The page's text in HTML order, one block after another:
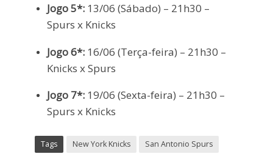
Jogo 5*:13/06 (Sábado) – 21h30 –
Spurs x Knicks
Jogo 6*:16/06 (Terça-feira) – 21h30 –
Knicks x Spurs
Jogo 7*:19/06 (Sexta-feira) – 21h30 –
Spurs x Knicks
Tags New York Knicks
San Antonio Spurs